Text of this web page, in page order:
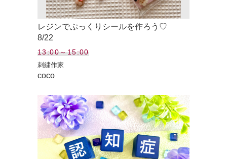
レジンでぷっくりシールを作ろう♡
8/22
13:00～15:00
刺繍作家
coco